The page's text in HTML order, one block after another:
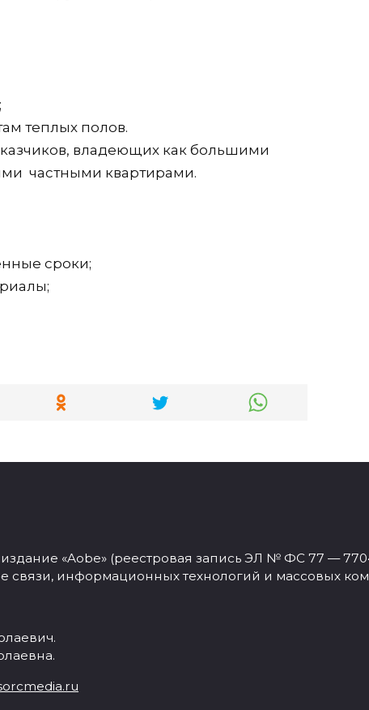
теплых полов.
владеющих как большими
частными квартирами.
сроки;
«Aobe» (реестровая запись ЭЛ № ФС 77 —
связи, информационных технологий и массовых